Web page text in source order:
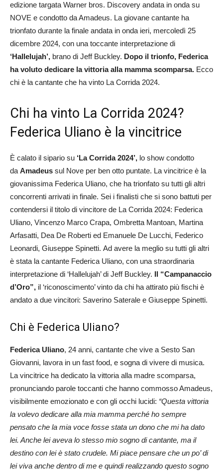
edizione targata Warner bros. Discovery andata in onda su
NOVE e condotto da Amadeus. La giovane cantante ha
trionfato durante la finale andata in onda ieri, mercoledì 25
dicembre 2024, con una toccante interpretazione di
‘Hallelujah’, brano di Jeff Buckley. Dopo il trionfo, Federica
ha voluto dedicare la vittoria alla mamma scomparsa. Ecco
chi è la cantante che ha vinto La Corrida 2024.
Chi ha vinto La Corrida 2024?
Federica Uliano è la vincitrice
È calato il sipario su ‘La Corrida 2024’, lo show condotto
da Amadeus sul Nove per ben otto puntate. La vincitrice è la
giovanissima Federica Uliano, che ha trionfato su tutti gli altri
concorrenti arrivati in finale. Sei i finalisti che si sono battuti per
contendersi il titolo di vincitore de La Corrida 2024: Federica
Uliano, Vincenzo Marco Crapa, Ombretta Mantoan, Martina
Arfasatti, Dea De Roberti ed Emanuele De Lucchi, Federico
Leonardi, Giuseppe Spinetti. Ad avere la meglio su tutti gli altri
è stata la cantante Federica Uliano, con una straordinaria
interpretazione di ‘Hallelujah’ di Jeff Buckley. Il “Campanaccio
d’Oro”, il ‘riconoscimento’ vinto da chi ha attirato più fischi è
andato a due vincitori: Saverino Saterale e Giuseppe Spinetti.
Chi è Federica Uliano?
Federica Uliano, 24 anni, cantante che vive a Sesto San
Giovanni, lavora in un fast food, e sogna di vivere di musica.
La vincitrice ha dedicato la vittoria alla madre scomparsa,
pronunciando parole toccanti che hanno commosso Amadeus,
visibilmente emozionato e con gli occhi lucidi: “Questa vittoria
la volevo dedicare alla mia mamma perché ho sempre
pensato che la mia voce fosse stata un dono che mi ha dato
lei. Anche lei aveva lo stesso mio sogno di cantante, ma il
destino con lei è stato crudele. Mi piace pensare che un po’ di
lei viva anche dentro di me e quindi realizzando questo sogno